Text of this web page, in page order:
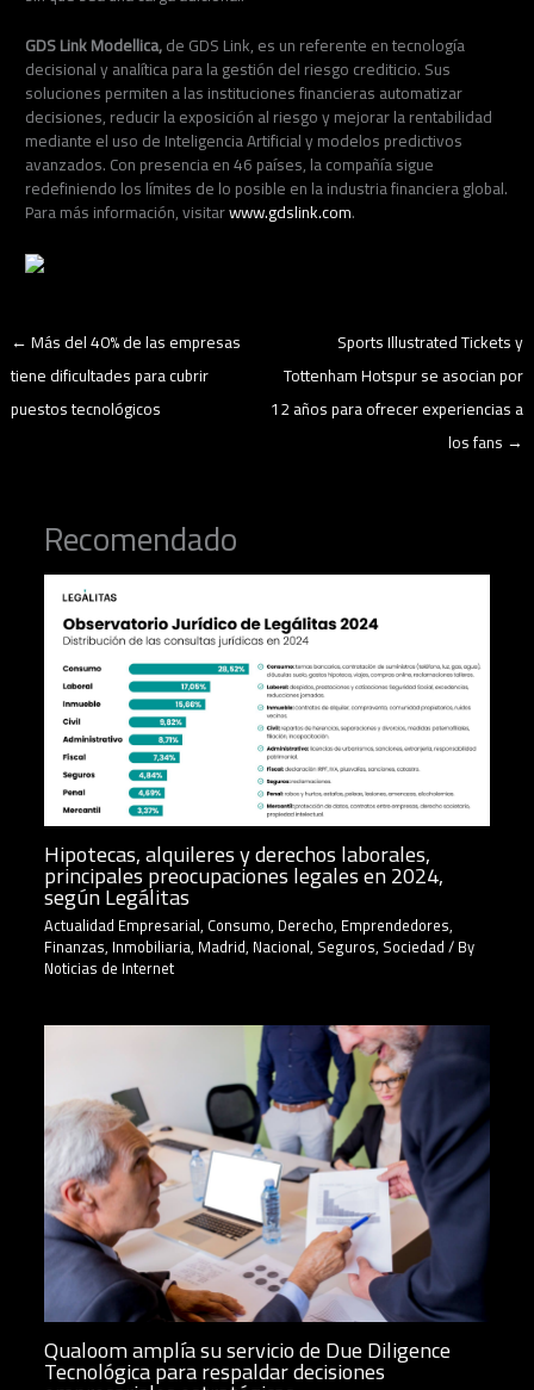
GDS Link Modellica,de GDS Link, es un referente en tecnología
decisional y analítica para la gestión del riesgo crediticio. Sus
soluciones permiten a las instituciones financieras automatizar
decisiones, reducir la exposición al riesgo y mejorar la rentabilidad
mediante el uso de Inteligencia Artificial y modelos predictivos
avanzados. Con presencia en 46 países, la compañía sigue
redefiniendo los límites de lo posible en la industria financiera global.
Para más información, visitarwww.gdslink.com.
←Más del 40% de las empresas
tiene dificultades para cubrir
puestos tecnológicos
Sports Illustrated Tickets y
Tottenham Hotspur se asocian por
12 años para ofrecer experiencias a
los fans →
Recomendado
Hipotecas, alquileres y derechos laborales,
principales preocupaciones legales en 2024,
según Legálitas
Actualidad Empresarial, Consumo, Derecho, Emprendedores,
Finanzas, Inmobiliaria, Madrid, Nacional, Seguros, Sociedad/ By
Noticias de Internet
Qualoom amplía su servicio de Due Diligence
Tecnológica para respaldar decisiones